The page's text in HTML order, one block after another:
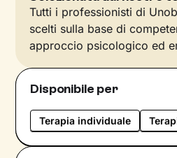
Tutti i professionisti di
scelti sulla base di
approccio psicologico ed
Disponibile per
Terapia individuale